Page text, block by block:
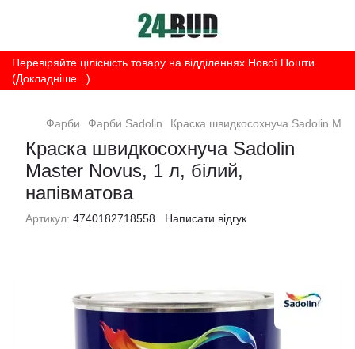
Перевіряйте цілісність товару на відділеннях Нової Пошти
(Докладніше...)
Фарби Фарби Sadolin Краска швидкосохнуча Sadolin
Краска швидкосохнуча Sadolin
Master Novus, 1 л, білий,
напівматова
Артикул: 4740182718558 Написати відгук